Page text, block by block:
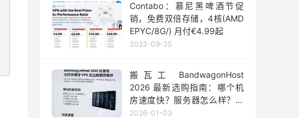
Contabo：慕尼黑啤酒节促
销，免费双倍存储，4核(AMD
EPYC/8G/) 月付€4.99起
2022-09-25
搬瓦工 BandwagonHost
2026 最新选购指南：哪个机
房速度快？服务器怎么样？多
少钱？
2026-01-03